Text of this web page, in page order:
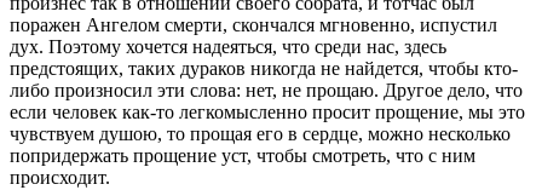
поражен Ангелом смерти, скончался мгновенно, испустил
дух. Поэтому хочется надеяться, что среди нас, здесь
предстоящих, таких дураков никогда не найдется, чтобы кто-
либо произносил эти слова: нет, не прощаю. Другое дело, что
если человек как-то легкомысленно просит прощение, мы это
чувствуем душою, то прощая его в сердце, можно несколько
попридержать прощение уст, чтобы смотреть, что с ним
происходит.